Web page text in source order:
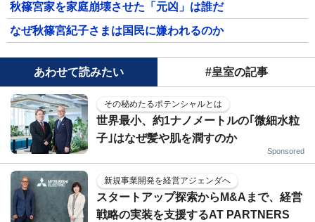
秋篠宮家を家庭崩壊させた「元凶」は誰だ
なぜ秋篠宮紀子さまは国民に嫌われるのか
あわせて読みたい #皇室の記事
その秘めたるポテンシャルとは
世界最小、約1ナノメートルの｢微細水粒
子｣はなぜ髪や肌を潤すのか
Sponsored
新規事業開発を経営アジェンダへ
スタートアップ探索からM&Aまで、経営
戦略の実装を支援するAT PARTNERS